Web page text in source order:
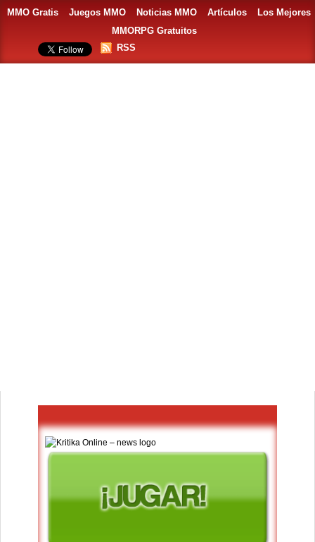
MMO Gratis Juegos MMO Noticias MMO Artículos
Los Mejores
MMORPG Gratuitos
RSS